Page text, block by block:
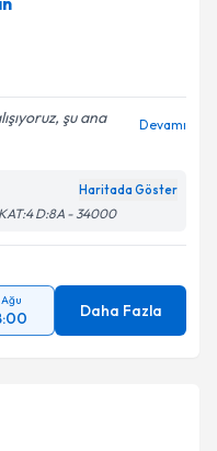
almanız için bir
ile bilgilendireceğiz.
ilişkin
Aydınlatma
verilerimin belirtilen
ediyorum.
Gönder
şu ana
Devamı
Haritada Göster
D:8A - 34000
Ağu
Daha Fazla